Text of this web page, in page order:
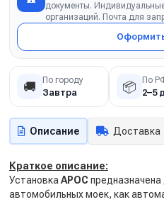
документы.
организаций. Почта для
🚚 По городу
Завтра 📦 По
2–5
Описание Доставка
Краткое описание:
Установка АРОС
автомобильных моек, как